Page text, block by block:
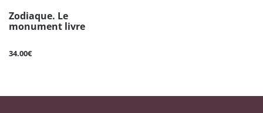
Zodiaque. Le
monument livre
34.00€